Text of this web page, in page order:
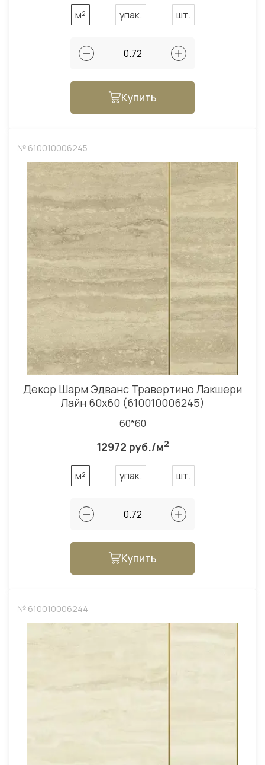
м² упак. шт.
Купить
№ 610010006245
Декор Шарм Эдванс Травертино Лакшери
Лайн 60x60 (610010006245)
60*60
12972 руб./м2
м² упак. шт.
Купить
№ 610010006244